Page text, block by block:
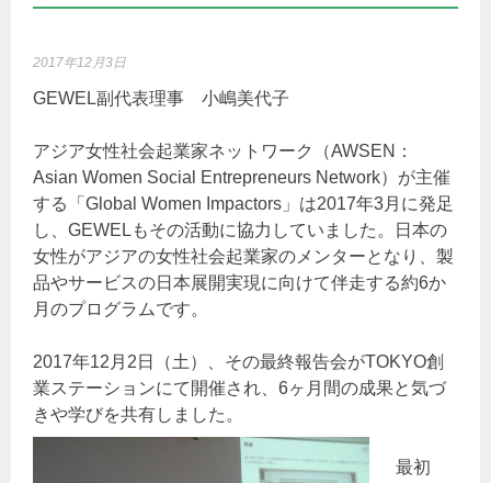
2017年12月3日
GEWEL副代表理事 小嶋美代子
アジア女性社会起業家ネットワーク（AWSEN：
Asian Women Social Entrepreneurs Network）が主催
する「Global Women Impactors」は2017年3月に発足
し、GEWELもその活動に協力していました。
日本の
女性がアジアの女性社会起業家のメンターとなり、製
品やサービスの日本展開実現に向けて伴走する約6か
月のプログラムです。
2017年12月2日（土）、その最終報告会がTOKYO創
業ステーションにて開催され、6ヶ月間の成果と気づ
きや学びを共有しました。
最初